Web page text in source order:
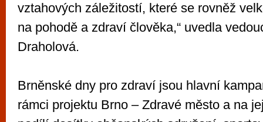
vztahových záležitostí, které se rovněž
na pohodě a zdraví člověka,“ uvedla
Draholová.
Brněnské dny pro zdraví jsou hlavní
rámci projektu Brno – Zdravé město a na